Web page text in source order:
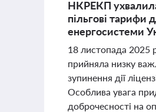
НКРЕКП
пільгові тарифи
енергосистеми
18 листопада 2025
прийняла низку
зупинення дії
Особлива увага
доброчесності на